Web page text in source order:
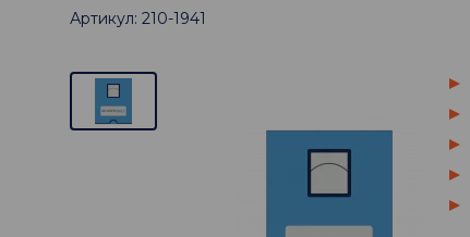
Артикул: 210-1941